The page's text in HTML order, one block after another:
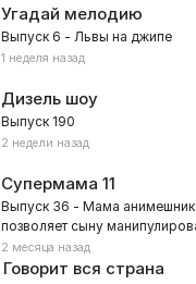
Угадай мелодию
Выпуск 6 - Львы на джипе
1 неделя назад
Дизель шоу
Выпуск 190
2 недели назад
Супермама 11
Выпуск 36 - Мама
позволяет сыну
собой?
2 месяца назад
Говорит вся страна